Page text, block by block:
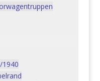
1940
32, OS